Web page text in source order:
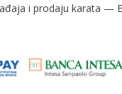
i prodaju karata —